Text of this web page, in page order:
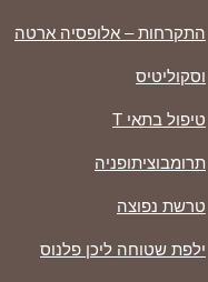
התקרחות – אלופסיה ארטה
וסקוליטיס
טיפול בתאי T
תרומבוציתופניה
טרשת נפוצה
ילפת שטוחה ליכן פלנוס